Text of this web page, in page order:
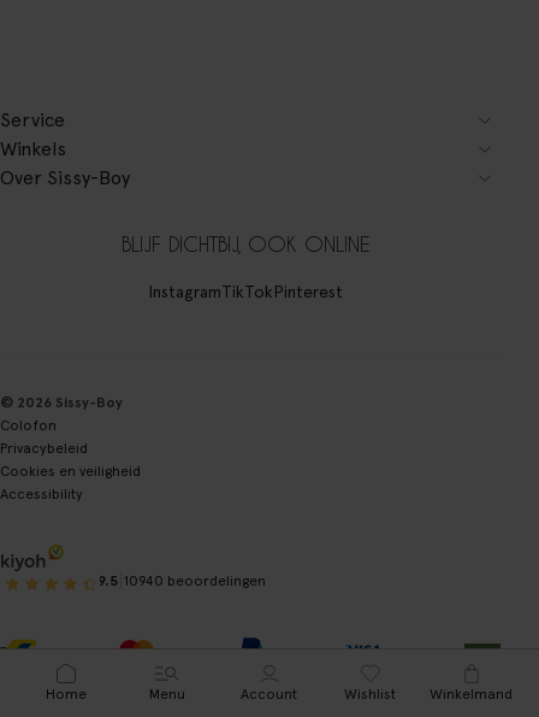
Service
Winkels
Over Sissy-Boy
BLIJF DICHTBIJ, OOK ONLINE
InstagramTikTokPinterest
© 2026 Sissy-Boy
Colofon
Privacybeleid
Cookies en veiligheid
Accessibility
9.5 10940 beoordelingen
Home Menu Account Wishlist Winkelmand